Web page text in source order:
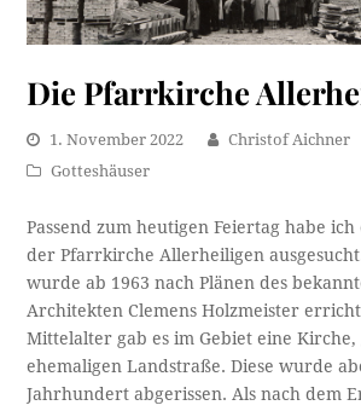
Die Pfarrkirche
1. November 2022
Christof Aichner
Gotteshäuser
Passend zum heutigen Feiertag habe
der Pfarrkirche Allerheiligen
wurde ab 1963 nach Plänen des
Architekten Clemens Holzmeister
Mittelalter gab es im Gebiet eine
ehemaligen Landstraße. Diese wurde
Jahrhundert abgerissen. Als nach dem